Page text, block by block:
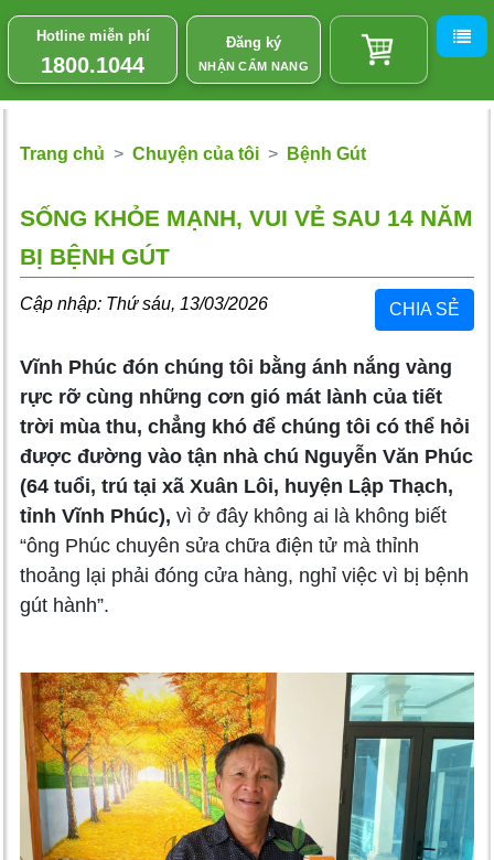
Hotline miễn phí
1800.1044
Đăng ký
NHẬN CẨM NANG
Trang chủ Chuyện của tôi Bệnh Gút
SỐNG KHỎE MẠNH, VUI VẺ SAU 14 NĂM
BỊ BỆNH GÚT
Cập nhập: Thứ sáu, 13/03/2026 CHIA SẺ
Vĩnh Phúc đón chúng tôi bằng ánh nắng vàng
rực rỡ cùng những cơn gió mát lành của tiết
trời mùa thu, chẳng khó để chúng tôi có thể hỏi
được đường vào tận nhà chú Nguyễn Văn Phúc
(64 tuổi, trú tại xã Xuân Lôi, huyện Lập Thạch,
tỉnh Vĩnh Phúc), vì ở đây không ai là không biết
“ông Phúc chuyên sửa chữa điện tử mà thỉnh
thoảng lại phải đóng cửa hàng, nghỉ việc vì bị bệnh
gút hành”.